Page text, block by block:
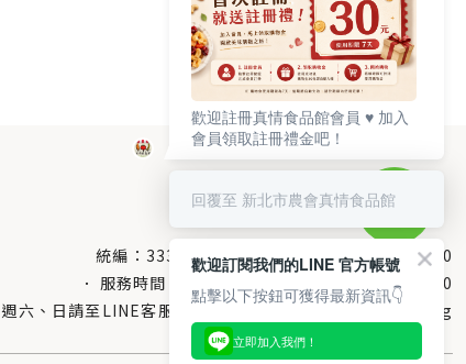
統編：33378005 服務電話： 0800-666-980
服務時間：每週一至週五AM 8：10～PM 5：00
週六、日請至LINE客服留言 LINE@帳號搜尋：@uboxorg
歡迎註冊真情食品館會員 ♥️ 加入
會員領取註冊禮金吧！
回覆至 新北市農會真情食品館
歡迎訂閱我們的LINE 官方帳號
點擊以下按鈕可獲得最新資訊👇
立即加入我們！